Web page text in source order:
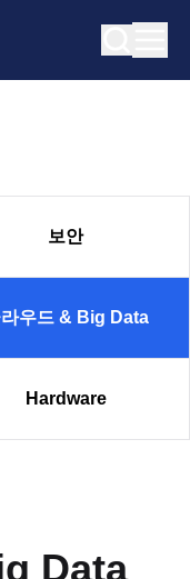
보안
우드 & Big Data
Hardware
Data